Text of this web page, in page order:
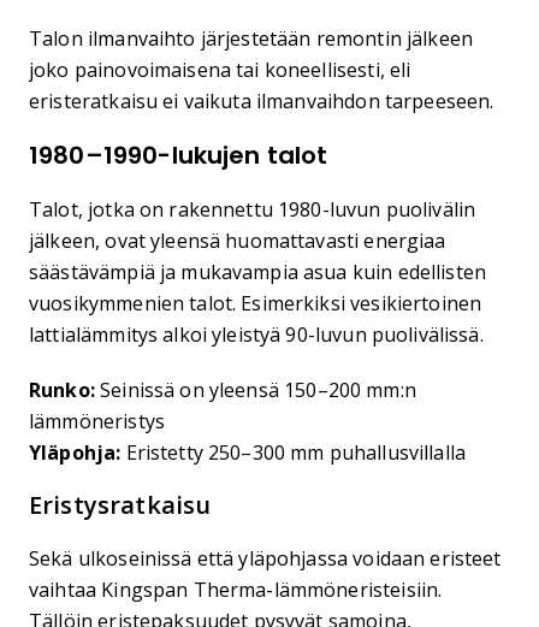
Talon ilmanvaihto järjestetään remontin jälkeen
joko painovoimaisena tai koneellisesti, eli
eristeratkaisu ei vaikuta ilmanvaihdon tarpeeseen.
1980–1990-lukujen talot
Talot, jotka on rakennettu 1980-luvun puolivälin
jälkeen, ovat yleensä huomattavasti energiaa
säästävämpiä ja mukavampia asua kuin edellisten
vuosikymmenien talot. Esimerkiksi vesikiertoinen
lattialämmitys alkoi yleistyä 90-luvun puolivälissä.
Runko:Seinissä on yleensä 150–200 mm:n
lämmöneristys
Yläpohja: Eristetty 250–300 mm puhallusvillalla
Eristysratkaisu
Sekä ulkoseinissä että yläpohjassa voidaan eristeet
vaihtaa Kingspan Therma-lämmöneristeisiin.
Tällöin eristepaksuudet pysyvät samoina,